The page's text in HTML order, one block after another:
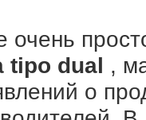
tipo dual ,
о